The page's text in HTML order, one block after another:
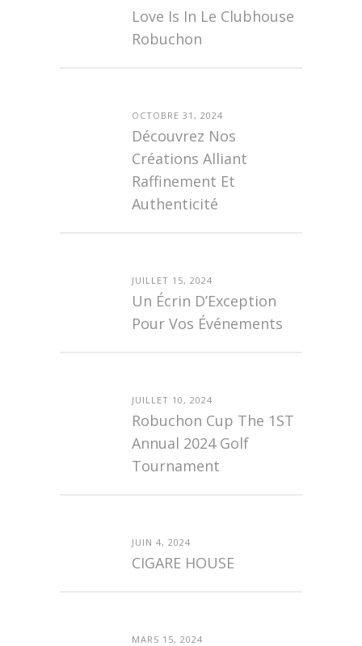
Love Is In Le Clubhouse
Robuchon
OCTOBRE 31, 2024
Découvrez Nos
Créations Alliant
Raffinement Et
Authenticité
JUILLET 15, 2024
Un Écrin D’Exception
Pour Vos Événements
JUILLET 10, 2024
Robuchon Cup The 1ST
Annual 2024 Golf
Tournament
JUIN 4, 2024
CIGARE HOUSE
MARS 15, 2024